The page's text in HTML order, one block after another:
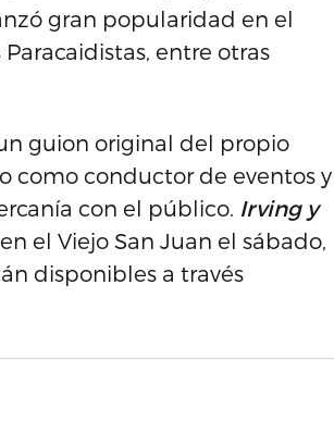
gran popularidad en el
entre otras
guion original del propio
como conductor de eventos y
con el público. Irving y
el Viejo San Juan el sábado,
disponibles a través